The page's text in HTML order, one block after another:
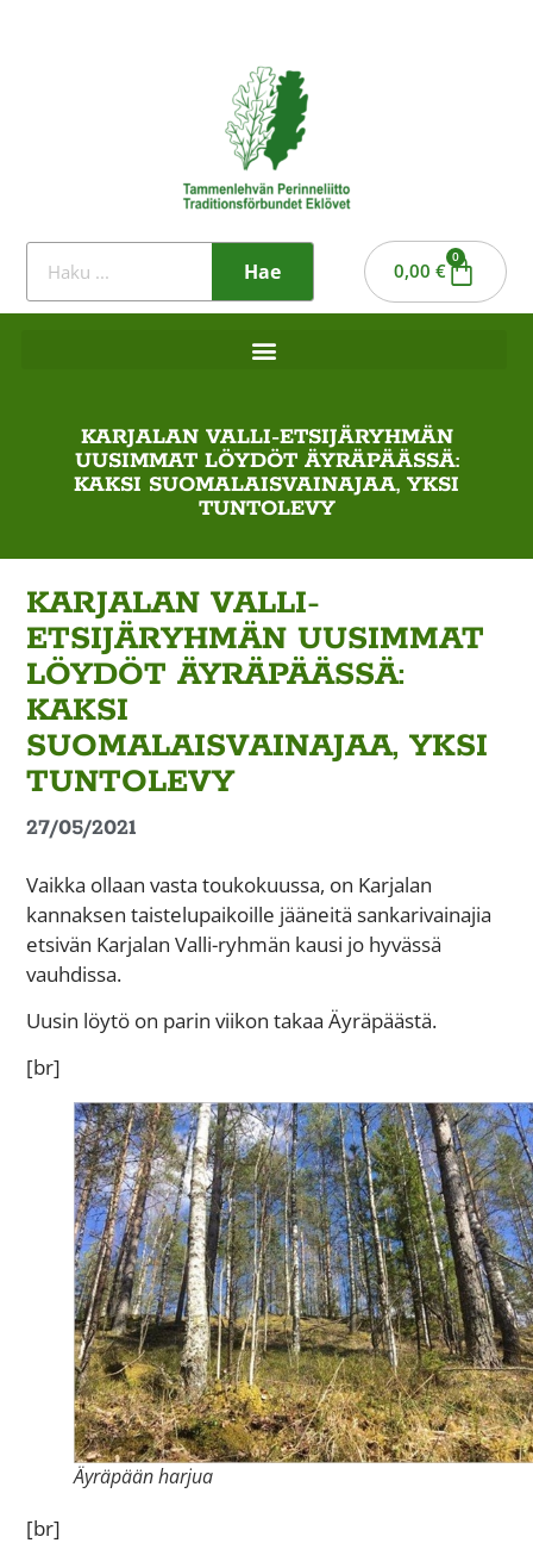
Hae 0,00 €
0
KARJALAN VALLI-ETSIJÄRYHMÄN
UUSIMMAT LÖYDÖT ÄYRÄPÄÄSSÄ:
KAKSI SUOMALAISVAINAJAA, YKSI
TUNTOLEVY
KARJALAN VALLI-
ETSIJÄRYHMÄN UUSIMMAT
LÖYDÖT ÄYRÄPÄÄSSÄ:
KAKSI
SUOMALAISVAINAJAA, YKSI
TUNTOLEVY
27/05/2021
Vaikka ollaan vasta toukokuussa, on Karjalan
kannaksen taistelupaikoille jääneitä sankarivainajia
etsivän Karjalan Valli-ryhmän kausi jo hyvässä
vauhdissa.
Uusin löytö on parin viikon takaa Äyräpäästä.
[br]
Äyräpään harjua
[br]